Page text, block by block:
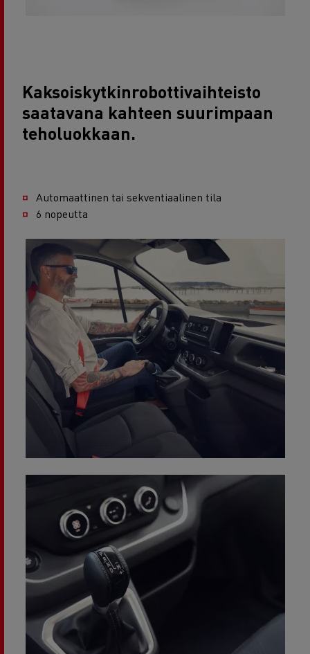
Kaksoiskytkinrobottivaihteisto
saatavana kahteen suurimpaan
teholuokkaan.
Automaattinen tai sekventiaalinen tila
6 nopeutta